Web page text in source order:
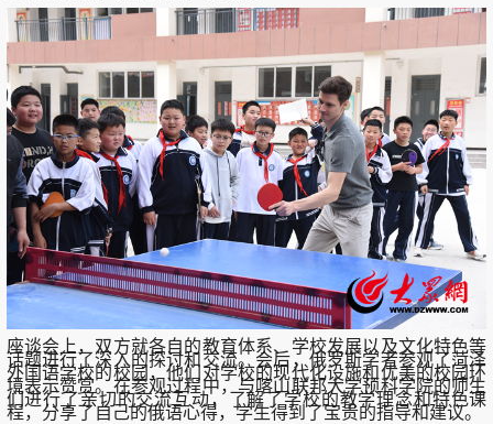
座谈会上，双方就各自的教育体系、学校发展以及文化特色等
话题进行了深入的探讨和交流。会后，俄罗斯学者参观了菏泽
外国语学校的校园，他们对学校的现代化设施和优美的校园环
境表示赞赏。在参观过程中，与喀山联邦大学预科学院的师生
们进行了亲切的交流互动，了解了学校的教学理念和特色课
程，分享了自己的俄语心得，学生得到了宝贵的指导和建议。